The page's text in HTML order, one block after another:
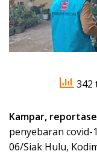
342
Kampar,
penyebaran covid-
06/Siak Hulu,